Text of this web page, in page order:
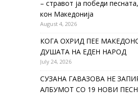
– стравот ја победи
кон Македонија
August 4, 2026
КОГА ОХРИД ПЕЕ
ДУШАТА НА ЕДЕН НАРОД
July 24, 2026
СУЗАНА ГАВАЗОВА НЕ
АЛБУМОТ СО 19 НОВИ